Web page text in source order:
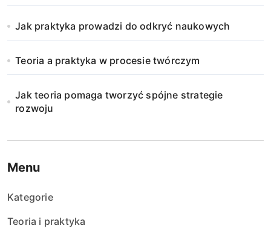
Jak praktyka prowadzi do odkryć naukowych
Teoria a praktyka w procesie twórczym
Jak teoria pomaga tworzyć spójne strategie
rozwoju
Menu
Kategorie
Teoria i praktyka